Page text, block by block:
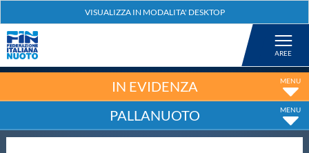
Nuoto
IN EVIDENZA
PALLANUOTO